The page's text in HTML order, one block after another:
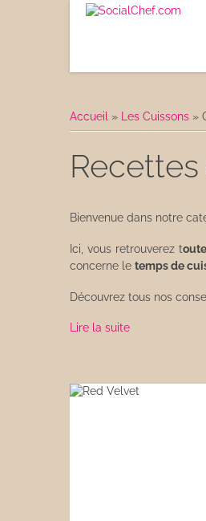
Accueil » Les Cuissons »
Bienvenue dans notre
Ici, vous retrouverez t
concerne le temps de
Découvrez tous nos
Lire la suite